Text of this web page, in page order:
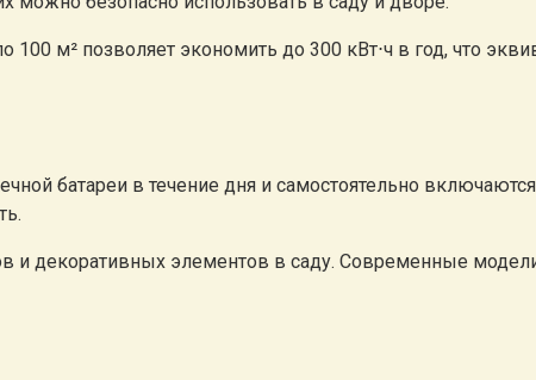
м² позволяет экономить до 300 кВт⋅ч в год, что
батареи в течение дня и самостоятельно
и декоративных элементов в саду. Современные